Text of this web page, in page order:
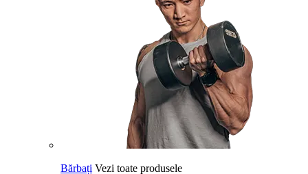
Bărbați Vezi toate produsele